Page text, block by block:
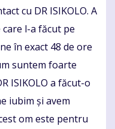
cu DR ISIKOLO. A
l-a făcut pe
în exact 48 de ore
suntem foarte
ISIKOLO a făcut-o
iubim și avem
om este pentru